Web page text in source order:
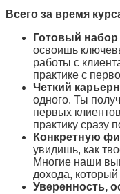
Всего за время
Готовый
освоишь
работы с
практике с
Четкий
одного. Ты
первых
практику сразу
Конкретную
увидишь, как
Многие наши
дохода,
Уверенность,